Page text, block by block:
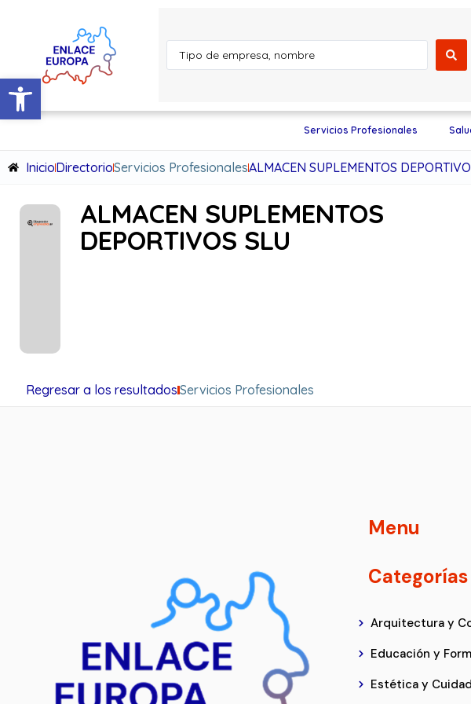
Abrir barra de herramientas
Servicios Profesionales
InicioDirectorioServicios ProfesionalesALMACEN SUPLEMENTOS
ALMACEN SUPLEMENTOS
DEPORTIVOS SLU
Regresar a los resultadosServicios Profesionales
Menu
Categorías
Arquitectura y
Educación y
Estética y